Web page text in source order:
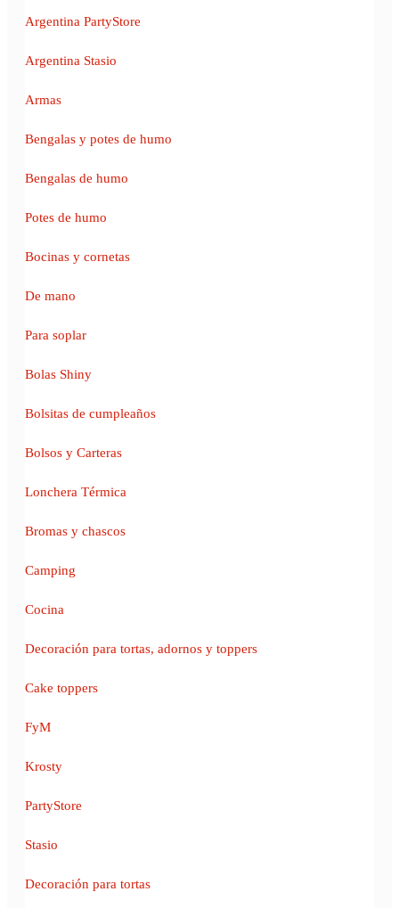
Argentina PartyStore
Argentina Stasio
Armas
Bengalas y potes de humo
Bengalas de humo
Potes de humo
Bocinas y cornetas
De mano
Para soplar
Bolas Shiny
Bolsitas de cumpleaños
Bolsos y Carteras
Lonchera Térmica
Bromas y chascos
Camping
Cocina
Decoración para tortas, adornos y toppers
Cake toppers
FyM
Krosty
PartyStore
Stasio
Decoración para tortas